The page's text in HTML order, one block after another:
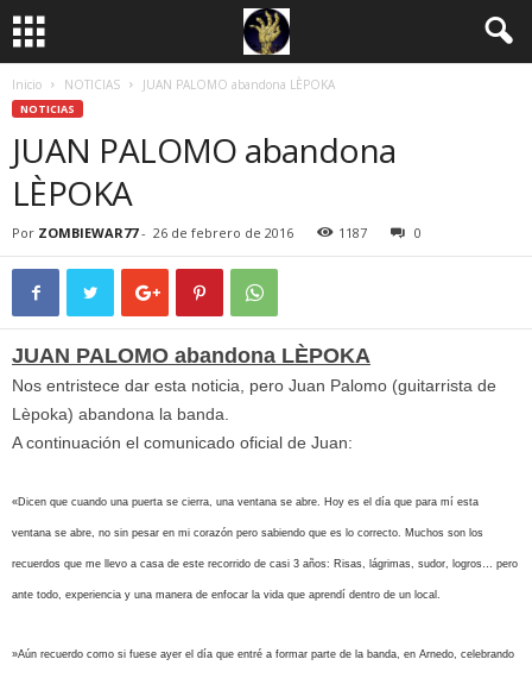
Inicio NOTICIAS JUAN PALOMO abandona LÈPOKA
NOTICIAS
JUAN PALOMO abandona
LÈPOKA
Por ZOMBIEWAR77- 26 de febrero de 2016 1187 0
JUAN PALOMO abandona LÈPOKA
Nos entristece dar esta noticia, pero Juan Palomo (guitarrista de
Lèpoka) abandona la banda.
A continuación el comunicado oficial de Juan:
«Dicen que cuando una puerta se cierra, una ventana se abre. Hoy es el día que para mí esta
ventana se abre, no sin pesar en mi corazón pero sabiendo que es lo correcto. Muchos son los
recuerdos que me llevo a casa de este recorrido de casi 3 años: Risas, lágrimas, sudor, logros… pero
ante todo, experiencia y una manera de enfocar la vida que aprendí dentro de un local.
»Aún recuerdo como si fuese ayer el día que entré a formar parte de la banda, en Arnedo, celebrando